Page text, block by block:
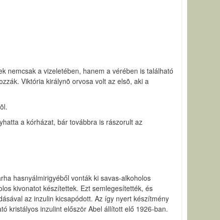
nemcsak a vizeletében, hanem a vérében is található
Viktória királynõ orvosa volt az elsõ, aki a
a kórházat, bár továbbra is rászorult az
hasnyálmirigyéből vonták ki savas-alkoholos
kivonatot készítettek. Ezt semlegesítették, és
az inzulin kicsapódott. Az így nyert készítmény
kristályos inzulint először Abel állított elő 1926-ban.